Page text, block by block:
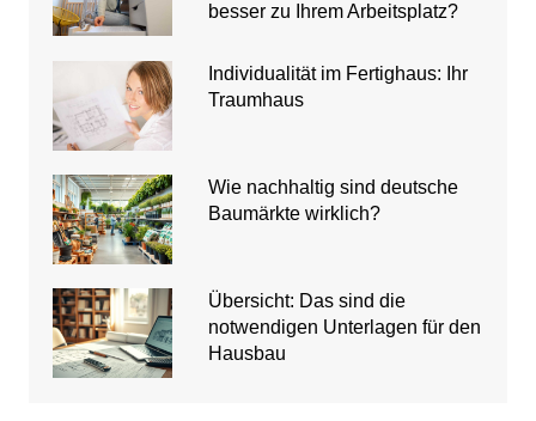
besser zu Ihrem Arbeitsplatz?
Individualität im Fertighaus: Ihr
Traumhaus
Wie nachhaltig sind deutsche
Baumärkte wirklich?
Übersicht: Das sind die
notwendigen Unterlagen für den
Hausbau